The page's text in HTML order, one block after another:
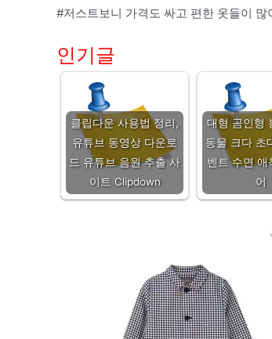
#저스트보니 가격도 싸고 편한 옷들이
인기글
클립다운 사용법 정리,
유튜브 동영상 다운로
드 유튜브 음원 추출 사
이트 Clipdown
대형 곰인형
동물 크다 초
벤트 수면 애
어